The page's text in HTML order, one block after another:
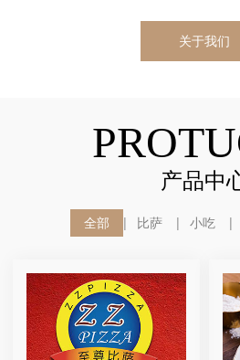
关于我们
产品中
全部 比萨 小吃